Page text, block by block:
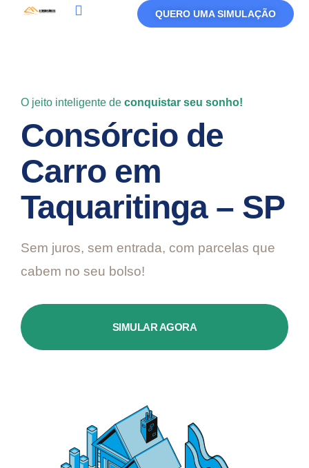
QUERO UMA SIMULAÇÃO
O jeito inteligente de conquistar seu sonho!
Consórcio de
Carro em
Taquaritinga – SP
Sem juros, sem entrada, com parcelas que
cabem no seu bolso!
SIMULAR AGORA